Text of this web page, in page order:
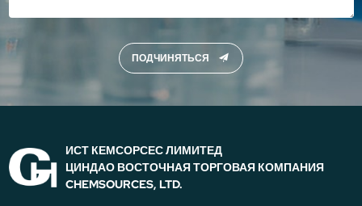
ПОДЧИНЯТЬСЯ
ИСТ КЕМСОРСЕС ЛИМИТЕД
ЦИНДАО ВОСТОЧНАЯ ТОРГОВАЯ КОМПАНИЯ
CHEMSOURCES, LTD.